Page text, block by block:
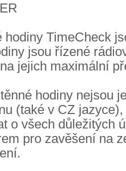
hodiny TimeCheck
jsou řízené
jejich maximální
hodiny nejsou
(také v CZ
o všech důležitých
pro zavěšení na